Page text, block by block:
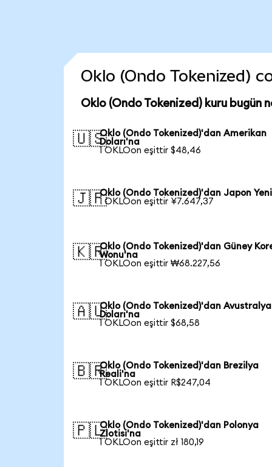
Oklo (Ondo Tokenized)
Oklo (Ondo Tokenized) kuru bugün
🇺🇸Oklo (Ondo Tokenized)'dan Amerikan
Doları'na
1 OKLOon eşittir $48,46
🇯🇵Oklo (Ondo Tokenized)'dan Japon
1 OKLOon eşittir ¥7.647,37
🇰🇷Oklo (Ondo Tokenized)'dan Güney
Wonu'na
1 OKLOon eşittir ₩68.227,56
🇦🇺Oklo (Ondo Tokenized)'dan Avustralya
Doları'na
1 OKLOon eşittir $68,58
🇧🇷Oklo (Ondo Tokenized)'dan Brezilya
Reali'na
1 OKLOon eşittir R$247,04
🇵🇱Oklo (Ondo Tokenized)'dan Polonya
Zlotisi'na
1 OKLOon eşittir zł 180,19